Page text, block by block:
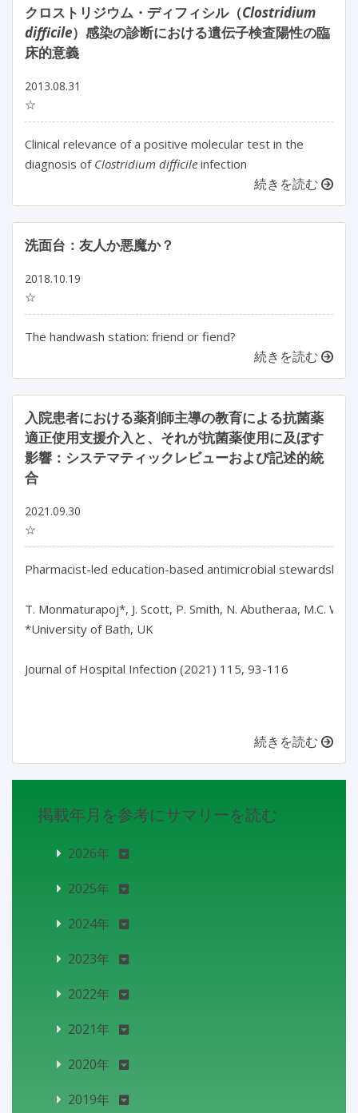
クロストリジウム・ディフィシル（Clostridium
difficile）感染の診断における遺伝子検査陽性の臨
床的意義
2013.08.31
☆
Clinical relevance of a positive molecular test in the
diagnosis of Clostridium difficile infection
続きを読む
洗面台：友人か悪魔か？
2018.10.19
☆
The handwash station: friend or fiend?
続きを読む
入院患者における薬剤師主導の教育による抗菌薬
適正使用支援介入と、それが抗菌薬使用に及ぼす
影響：システマティックレビューおよび記述的統
合
2021.09.30
☆
Pharmacist-led education-based antimicrobial
T. Monmaturapoj*, J. Scott, P. Smith, N. Abutheraa, M.C.
*University of Bath, UK
Journal of Hospital Infection (2021) 115, 93-116
続きを読む
掲載年月を参考にサマリーを読む
2026年
2025年
2024年
2023年
2022年
2021年
2020年
2019年